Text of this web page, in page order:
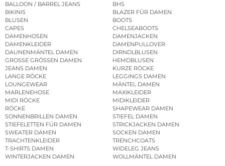
BALLOON / BARREL JEANS
BHS
BIKINIS
BLAZER FÜR DAMEN
BLUSEN
BOOTS
CAPES
CHELSEABOOTS
DAMENHOSEN
DAMENJACKEN
DAMENKLEIDER
DAMENPULLOVER
DAUNENMÄNTEL DAMEN
DIRNDLBLUSEN
GROSSE GRÖSSEN DAMEN
HEMDBLUSEN
JEANS DAMEN
KURZE RÖCKE
LANGE RÖCKE
LEGGINGS DAMEN
LOUNGEWEAR
MÄNTEL DAMEN
MARLENEHOSE
MAXIKLEIDER
MIDI RÖCKE
MIDIKLEIDER
RÖCKE
SHAPEWEAR DAMEN
SONNENBRILLEN DAMEN
STIEFEL DAMEN
STIEFELETTEN FÜR DAMEN
STRICKJACKEN DAMEN
SWEATER DAMEN
SOCKEN DAMEN
TRACHTENKLEIDER
TRENCHCOATS
T-SHIRTS DAMEN
WIDELEG JEANS
WINTERJACKEN DAMEN
WOLLMÄNTEL DAMEN